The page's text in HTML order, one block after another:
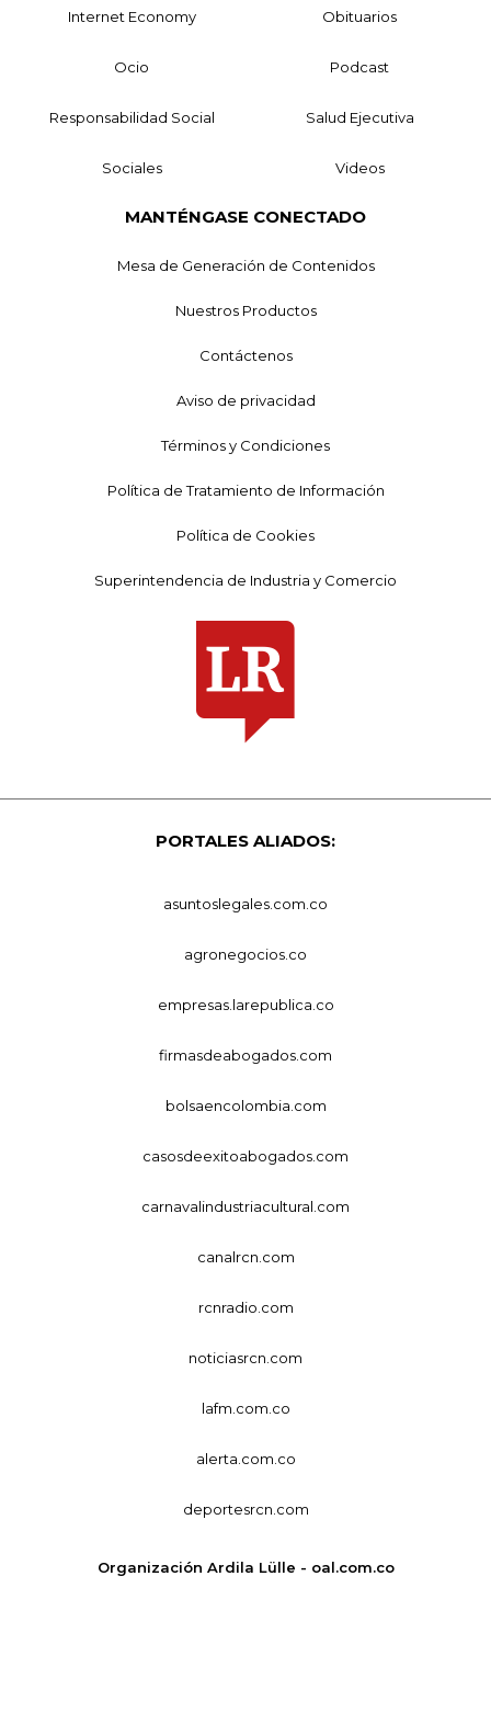
Internet Economy Obituarios
Ocio Podcast
Responsabilidad Social Salud Ejecutiva
Sociales Videos
MANTÉNGASE CONECTADO
Mesa de Generación de Contenidos
Nuestros Productos
Contáctenos
Aviso de privacidad
Términos y Condiciones
Política de Tratamiento de Información
Política de Cookies
Superintendencia de Industria y Comercio
PORTALES ALIADOS:
asuntoslegales.com.co
agronegocios.co
empresas.larepublica.co
firmasdeabogados.com
bolsaencolombia.com
casosdeexitoabogados.com
carnavalindustriacultural.com
canalrcn.com
rcnradio.com
noticiasrcn.com
lafm.com.co
alerta.com.co
deportesrcn.com
Organización Ardila Lülle - oal.com.co